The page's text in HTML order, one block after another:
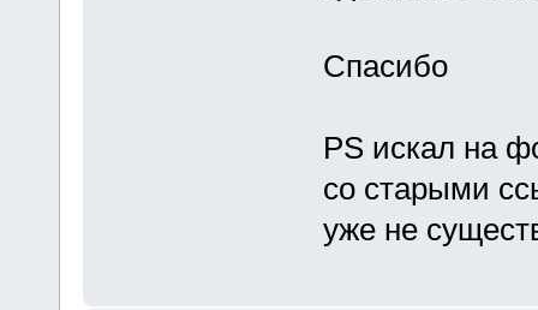
Спасибо
PS искал на
со старыми
уже не